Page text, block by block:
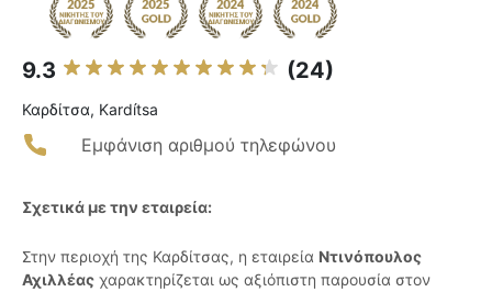
9.3 (24)
Καρδίτσα, Kardítsa
Εμφάνιση αριθμού τηλεφώνου
Σχετικά με την εταιρεία:
Στην περιοχή της Καρδίτσας, η εταιρεία Ντινόπουλος
Αχιλλέας χαρακτηρίζεται ως αξιόπιστη παρουσία στον